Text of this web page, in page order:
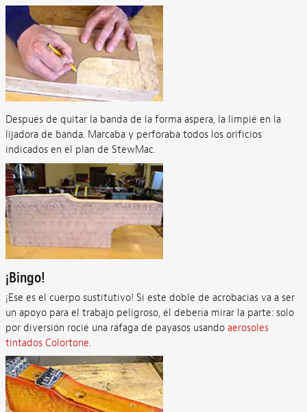
Después de quitar la banda de la forma áspera, la limpié en la
lijadora de banda. Marcaba y perforaba todos los orificios
indicados en el plan de StewMac.
¡Bingo!
¡Ese es el cuerpo sustitutivo! Si este doble de acrobacias va a ser
un apoyo para el trabajo peligroso, él debería mirar la parte: solo
por diversión rocié una ráfaga de payasos usando aerosoles
tintados Colortone.